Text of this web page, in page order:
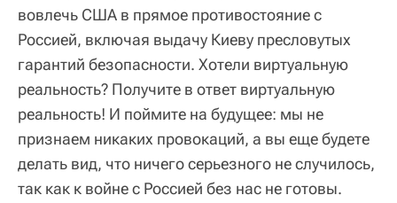
вовлечь США в прямое противостояние с
Россией, включая выдачу Киеву пресловутых
гарантий безопасности. Хотели виртуальную
реальность? Получите в ответ виртуальную
реальность! И поймите на будущее: мы не
признаем никаких провокаций, а вы еще будете
делать вид, что ничего серьезного не случилось,
так как к войне с Россией без нас не готовы.